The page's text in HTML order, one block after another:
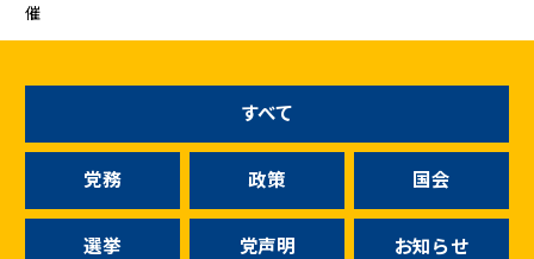
候補者公募
こくみん政治塾
催
すべて
党務 政策 国会
選挙 党声明 お知らせ